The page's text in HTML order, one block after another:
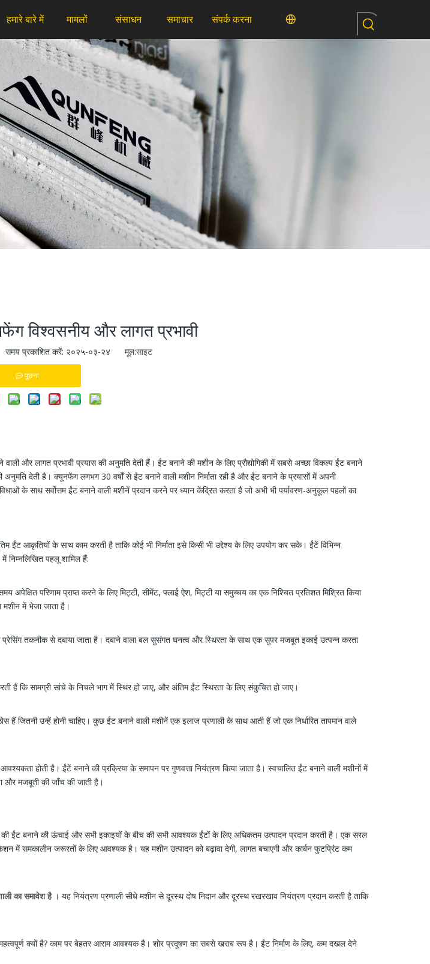
हमारे बारे में मामलों संसाधन समाचार संपर्क करना
विश्वसनीय और लागत प्रभावी
प्रकाशित करें: २०२५-०३-२४ मूल:साइट
पूछना
और लागत प्रभावी प्रयास की अनुमति देती हैं। ईंट बनाने की मशीन के लिए प्रौद्योगिकी में सबसे अच्छा विकल्प ईंट बनाने
देती है। क्यूनफेंग लगभग 30 वर्षों से ईंट बनाने वाली मशीन निर्माता रही है और ईंट बनाने के प्रयासों में अपनी
के साथ सर्वोत्तम ईंट बनाने वाली मशीनें प्रदान करने पर ध्यान केंद्रित करता है जो अभी भी पर्यावरण-अनुकूल पहलों का
आकृतियों के साथ काम करती है ताकि कोई भी निर्माता इसे किसी भी उद्देश्य के लिए उपयोग कर सके। ईंटें विभिन्न
निम्नलिखित पहलू शामिल हैं:
परिणाम प्राप्त करने के लिए मिट्टी, सीमेंट, फ्लाई ऐश, मिट्टी या समुच्चय का एक निश्चित प्रतिशत मिश्रित किया
में भेजा जाता है।
प्रेसिंग तकनीक से दबाया जाता है। दबाने वाला बल सुसंगत घनत्व और स्थिरता के साथ एक सुपर मजबूत इकाई उत्पन्न करता
हैं कि सामग्री सांचे के निचले भाग में स्थिर हो जाए, और अंतिम ईंट स्थिरता के लिए संकुचित हो जाए।
जितनी उन्हें होनी चाहिए। कुछ ईंट बनाने वाली मशीनें एक इलाज प्रणाली के साथ आती हैं जो एक निर्धारित तापमान वाले
होती है। ईंटें बनाने की प्रक्रिया के समापन पर गुणवत्ता नियंत्रण किया जाता है। स्वचालित ईंट बनाने वाली मशीनों में
और मजबूती की जाँच की जाती है।
ईंट बनाने की ऊंचाई और सभी इकाइयों के बीच की सभी आवश्यक ईंटों के लिए अधिकतम उत्पादन प्रदान करती है। एक सरल
फैशन में समकालीन जरूरतों के लिए आवश्यक है। यह मशीन उत्पादन को बढ़ावा देगी, लागत बचाएगी और कार्बन फुटप्रिंट कम
का समावेश है । यह नियंत्रण प्रणाली सीधे मशीन से दूरस्थ दोष निदान और दूरस्थ रखरखाव नियंत्रण प्रदान करती है ताकि
क्यों है? काम पर बेहतर आराम आवश्यक है। शोर प्रदूषण का सबसे खराब रूप है। ईंट निर्माण के लिए, कम दखल देने